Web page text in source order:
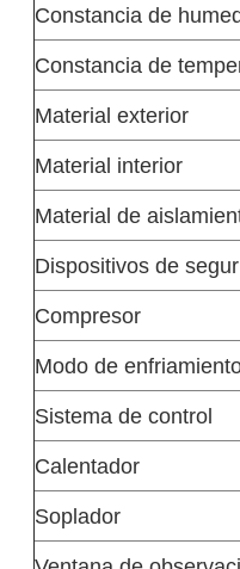
Constancia de
Constancia de
Material exterior
Material interior
Material de
Dispositivos de
Compresor
Modo de
Sistema de control
Calentador
Soplador